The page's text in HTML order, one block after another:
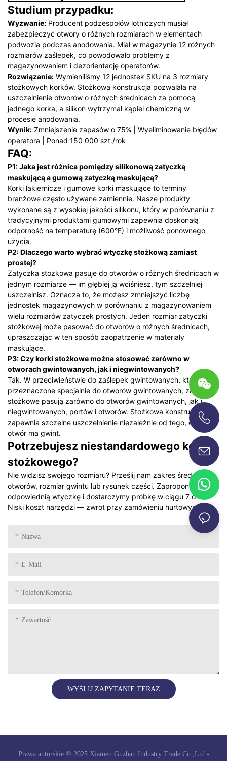
Studium przypadku:
Wyzwanie: Producent podzespołów lotniczych musiał
zabezpieczyć otwory o różnych rozmiarach w elementach
podwozia podczas anodowania. Miał w magazynie 12 różnych
rozmiarów zaślepek, co powodowało problemy z
magazynowaniem i dezorientację operatorów.
Rozwiązanie: Wymieniliśmy 12 jednostek SKU na 3 rozmiary
stożkowych korków. Stożkowa konstrukcja pozwalała na
uszczelnienie otworów o różnych średnicach za pomocą
jednego korka, a silikon wytrzymał kąpiel chemiczną w
procesie anodowania.
Wynik: Zmniejszenie zapasów o 75% | Wyeliminowanie błędów
operatora | Ponad 150 000 szt./rok
FAQ:
P1: Jaka jest różnica pomiędzy silikonową zatyczką
maskującą a gumową zatyczką maskującą?
Korki lakiernicze i gumowe korki maskujące to terminy
branżowe często używane zamiennie. Nasze produkty
wykonane są z wysokiej jakości silikonu, który w porównaniu z
tradycyjnymi produktami gumowymi zapewnia doskonałą
odporność na temperaturę (600°F) i możliwość ponownego
użycia.
P2: Dlaczego warto wybrać wtyczkę stożkową zamiast
prostej?
Zatyczka stożkowa pasuje do otworów o różnych średnicach w
jednym rozmiarze — im głębiej ją wciśniesz, tym szczelniej
uszczelnisz. Oznacza to, że możesz zmniejszyć liczbę
jednostek magazynowych w porównaniu z magazynowaniem
wielu rozmiarów zatyczek prostych. Jeden rozmiar zatyczki
stożkowej może pasować do otworów o różnych średnicach,
upraszczając w ten sposób zaopatrzenie w materiały
maskujące.
P3: Czy korki stożkowe można stosować zarówno w
otworach gwintowanych, jak i niegwintowanych?
Tak. W przeciwieństwie do zaślepek gwintowanych, które są
przeznaczone specjalnie do otworów gwintowanych, zaślepki
stożkowe pasują zarówno do otworów gwintowanych, jak i
niegwintowanych, portów i otworów. Stożkowa konstrukcja
zapewnia szczelne uszczelnienie niezależnie od tego, czy
otwór ma gwint.
Potrzebujesz niestandardowego korka
stożkowego?
Nie widzisz swojego rozmiaru? Prześlij nam zakres średnic
otworów, rozmiar gwintu lub rysunek części. Zaproponujemy
odpowiednią wtyczkę i dostarczymy próbkę w ciągu 7 dni.
Niski koszt narzędzi — zwrot przy zamówieniu hurtowym.
Nazwa
E-Mail
Telefon/komórka
Zawartość
WYŚLIJ ZAPYTANIE TERAZ
Prawa autorskie © 2025 Xiamen Guzhan Industry Trade Co.,Ltd -